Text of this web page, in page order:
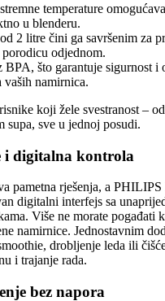
temperature
u blenderu.
2 litre čini ga savršenim za
odjednom.
BPA, što garantuje sigurnost i
vaših namirnica.
koji žele svestranost –
supa, sve u jednoj posudi.
i digitalna kontrola
pametna rješenja, a
digitalni interfejs sa
Više ne morate pogađati
namirnice. Jednostavnim
drobljenje leda ili
i trajanje rada.
bez napora